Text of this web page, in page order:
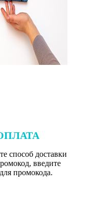
способ доставки
введите
промокода.